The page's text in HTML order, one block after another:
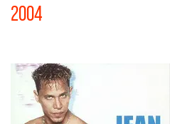
2004